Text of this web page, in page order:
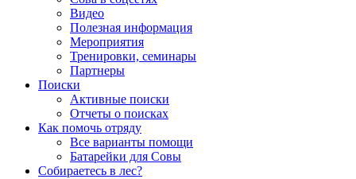
Видео
Полезная информация
Мероприятия
Тренировки, семинары
Партнеры
Поиски
Активные поиски
Отчеты о поисках
Как помочь отряду
Все варианты помощи
Батарейки для Совы
Собираетесь в лес?